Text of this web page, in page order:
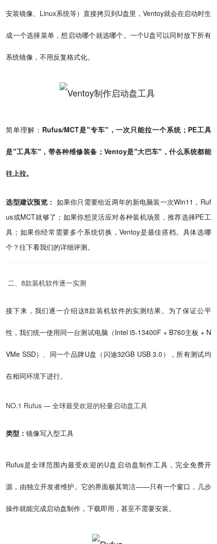
安装镜像、Linux系统等）直接拷贝到U盘里，Ventoy就会在启动时生
成一个选择菜单，想启动哪个就选哪个。一个U盘可以同时放下所有
系统镜像，不用反复格式化。
简单理解： Rufus/MCT是"专车"，一次只能拉一个系统；PE工具
是"工具车"，带各种维修装备；Ventoy是"大巴车"，什么系统都能
往上拉。
选型建议预览： 如果你只需要给近两年的新电脑装一次Win11，Ruf
us或MCT就够了；如果你想灵活应对各种装机场景，推荐选择PE工
具；如果你经常需要多个系统切换，Ventoy是最佳搭档。具体选哪
个？往下看我们的详细评测。
二、8款装机软件逐一实测
接下来，我们逐一介绍这8款装机软件的实测结果。为了保证公平
性，我们统一使用同一台测试电脑（Intel i5-13400F + B760主板 + N
VMe SSD）、同一个品牌U盘（闪迪32GB USB 3.0），所有测试均
在相同环境下进行。
NO.1 Rufus — 全球最受欢迎的轻量启动盘工具
类型：镜像写入型工具
Rufus是全球范围内最受欢迎的U盘启动盘制作工具，完全免费开
源，由独立开发者维护。它的界面极其简洁——只有一个窗口，几步
操作就能完成启动盘制作，下载即用，甚至不需要安装。